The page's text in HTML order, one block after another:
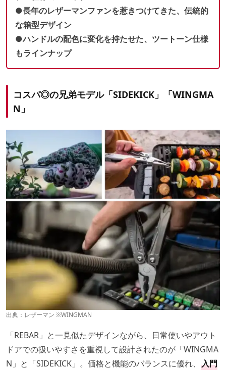
●長年のレザーマンファンを惹きつけてきた、伝統的
な箱型デザイン
●ハンドルの配色に変化を持たせた、 ツートーン仕様
もラインナップ
コスパ◎の兄弟モデル「SIDEKICK」「WINGMA
N」
出典： レザーマン ※WINGMAN
「REBAR」と一見似たデザインながら、日常使いやアウト
ドアでの扱いやすさを重視して設計されたのが「WINGMA
N」と「SIDEKICK」。価格と機能のバランスに優れ、 入門